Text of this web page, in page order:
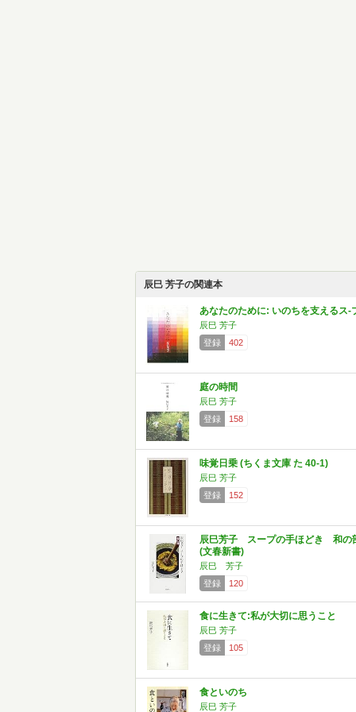
辰巳 芳子の関連本
あなたのために: いのちを支えるス-
辰巳 芳子
登録
402
庭の時間
辰巳 芳子
登録
158
味覚日乗 (ちくま文庫 た 40-1)
辰巳 芳子
登録
152
辰巳芳子 スープの手ほどき 和の
(文春新書)
辰巳 芳子
登録
120
食に生きて:私が大切に思うこと
辰巳 芳子
登録
105
食といのち
辰巳 芳子